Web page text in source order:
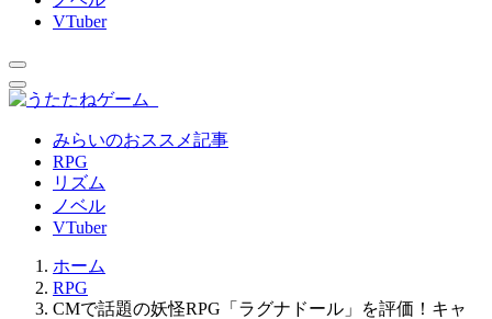
VTuber
みらいのおススメ記事
RPG
リズム
ノベル
VTuber
ホーム
RPG
CMで話題の妖怪RPG「ラグナドール」を評価！キャ